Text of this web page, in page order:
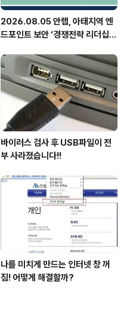
2026.08.05 안랩, 아태지역 엔
드포인트 보안 ‘경쟁전략 리더십’
바이러스 검사 후 USB파일이 전
부 사라졌습니다!!
나를 미치게 만드는 인터넷 창 꺼
짐! 어떻게 해결할까?